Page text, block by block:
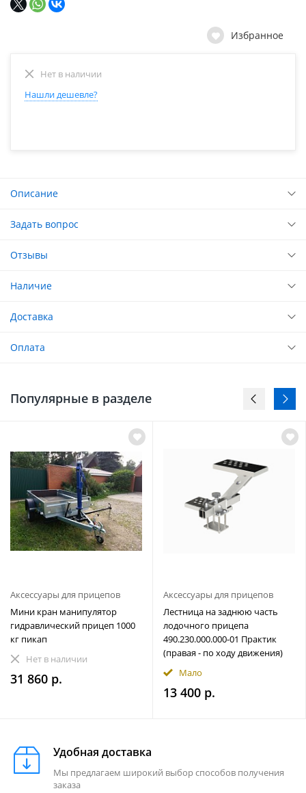
Избранное
Нет в наличии
Нашли дешевле?
Описание
Задать вопрос
Отзывы
Наличие
Доставка
Оплата
Популярные в разделе
Аксессуары для прицепов
Мини кран манипулятор
гидравлический прицеп 1000
кг пикап
Нет в наличии
31 860 р.
Аксессуары для прицепов
Лестница на заднюю часть
лодочного прицепа
490.230.000.000-01 Практик
(правая - по ходу движения)
Мало
13 400 р.
Удобная доставка
Мы предлагаем широкий выбор способов получения
заказа